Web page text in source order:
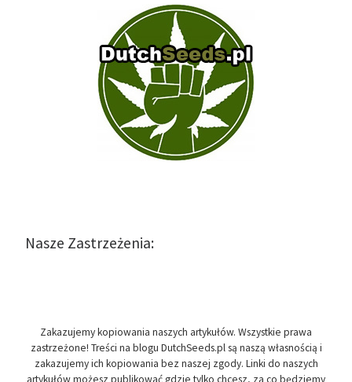
Nasze Zastrzeżenia:
Zakazujemy kopiowania naszych artykułów. Wszystkie prawa
zastrzeżone! Treści na blogu DutchSeeds.pl są naszą własnością i
zakazujemy ich kopiowania bez naszej zgody. Linki do naszych